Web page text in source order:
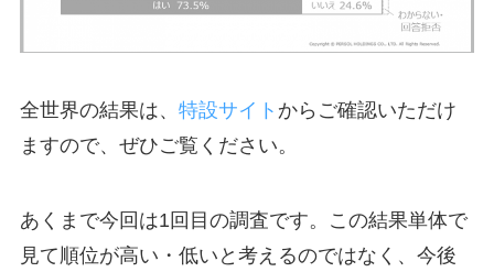
全世界の結果は、 特設サイト からご確認いただけ
ますので、ぜひご覧ください。
あくまで今回は1回目の調査です。この結果単体で
見て順位が高い・低いと考えるのではなく、今後